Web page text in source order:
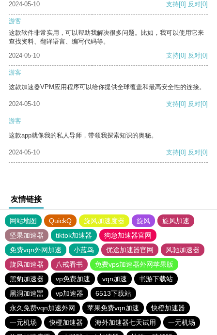
2024-05-10 支持[0] 反对[0]
游客
这款软件非常实用，可以帮助我解决很多问题。比如，我可以使用它来
查找资料、翻译语言、编写代码等。
2024-05-10
支持[0] 反对[0]
游客
这款加速器VPM应用程序可以给你提供全球覆盖和最高安全性的连接。
2024-05-10 支持[0] 反对[0]
游客
这款app就像我的私人导师，带领我探索知识的奥秘。
2024-05-10 支持[0] 反对[0]
友情链接
网站地图 QuickQ 旋风加速度器 旋风
旋风加速
坚果加速器
tiktok加速器
狗急加速器官网
免费vqn外网加速
小蓝鸟 优途加速器官网
风驰加速器
旋风加速器
八戒看书
免费vps加速器外网苹果版
黑豹加速器
vp免费加速 vqn加速
书游下载站
黑洞加速噐
vp加速器
6513下载站
永久免费vqn加速外网
苹果免费vqn加速
快橙加速器
一元机场
快橙加速器 海外加速器七天试用
一元机场